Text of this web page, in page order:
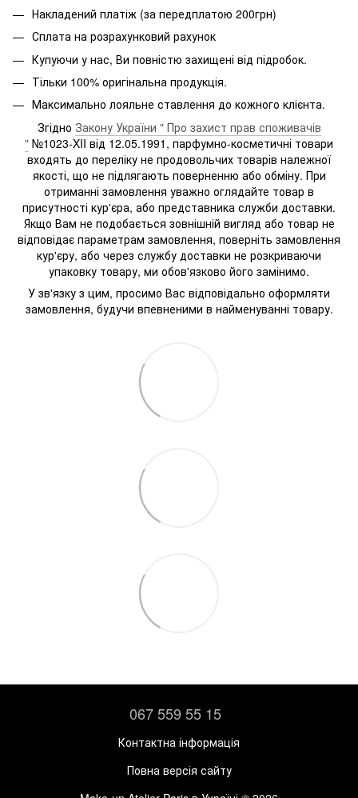
Накладений платіж (за передплатою 200грн)
Сплата на розрахунковий рахунок
Купуючи у нас, Ви повністю захищені від підробок.
Тільки 100% оригінальна продукція.
Максимально лояльне ставлення до кожного клієнта.
Згідно Закону України " Про захист прав споживачів
" №1023-XII від 12.05.1991, парфумно-косметичні товари
входять до переліку не продовольчих товарів належної
якості, що не підлягають поверненню або обміну. При
отриманні замовлення уважно оглядайте товар в
присутності кур'єра, або представника служби доставки.
Якщо Вам не подобається зовнішній вигляд або товар не
відповідає параметрам замовлення, поверніть замовлення
кур'єру, або через службу доставки не розкриваючи
упаковку товару, ми обов'язково його замінимо.
У зв'язку з цим, просимо Вас відповідально оформляти
замовлення, будучи впевненими в найменуванні товару.
067 559 55 15
Контактна інформація
Повна версія сайту